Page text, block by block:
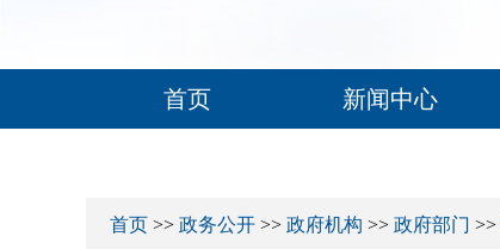
首页 新闻中心
首页 >> 政务公开 >> 政府机构 >> 政府部门 >>